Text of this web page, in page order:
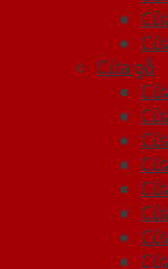
Cửa gỗ